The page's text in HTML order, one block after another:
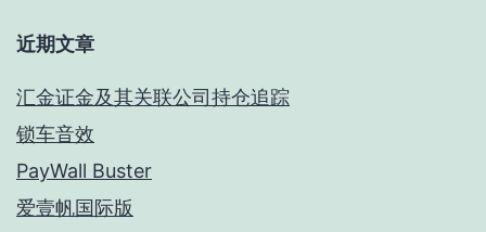
近期文章
汇金证金及其关联公司持仓追踪
锁车音效
PayWall Buster
爱壹帆国际版